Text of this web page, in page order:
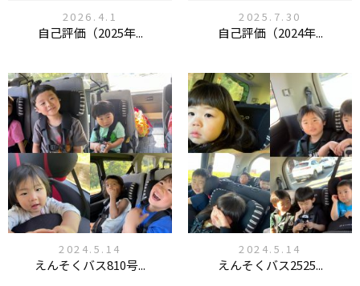
2026.4.1
自己評価（2025年...
2025.7.30
自己評価（2024年...
2024.5.14
えんそくバス810号...
2024.5.14
えんそくバス2525...